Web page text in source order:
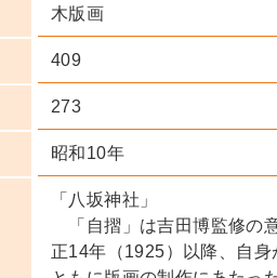
木版画
409
273
昭和10年
「八坂神社」
「自摺」は吉田博監修の
正14年（1925）以降、自身